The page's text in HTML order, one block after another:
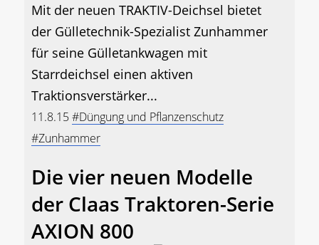
Mit der neuen TRAKTIV-Deichsel bietet
der Gülletechnik-Spezialist Zunhammer
für seine Gülletankwagen mit
Starrdeichsel einen aktiven
Traktionsverstärker...
11.8.15#Düngung und Pflanzenschutz
#Zunhammer
Die vier neuen Modelle
der Claas Traktoren-Serie
AXION 800